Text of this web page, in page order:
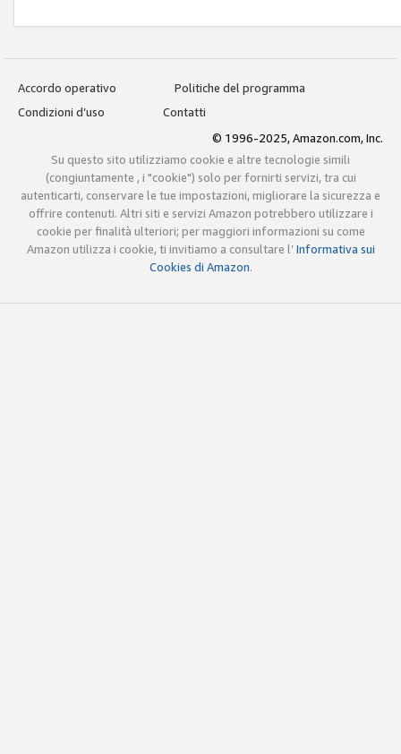
Accordo operativo
Politiche del programma
Condizioni d’uso
Contatti
© 1996-2025, Amazon.com, Inc.
Su questo sito utilizziamo cookie e altre tecnologie simili
(congiuntamente , i "cookie") solo per fornirti servizi, tra cui
autenticarti, conservare le tue impostazioni, migliorare la sicurezza e
offrire contenuti. Altri siti e servizi Amazon potrebbero utilizzare i
cookie per finalità ulteriori; per maggiori informazioni su come
Amazon utilizza i cookie, ti invitiamo a consultare l’Informativa sui
Cookies di Amazon.